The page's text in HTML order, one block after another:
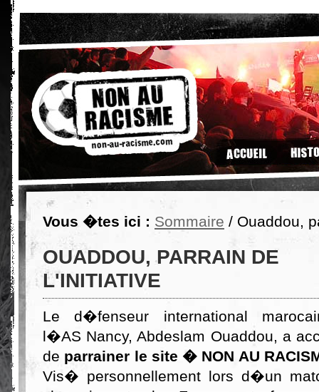
Vous �tes ici : Sommaire / Ouaddou,
OUADDOU, PARRAIN DE
L'INITIATIVE
Le d�fenseur international
l�AS Nancy, Abdeslam Ouaddou, a
de parrainer le site � NON AU
Vis� personnellement lors d�un